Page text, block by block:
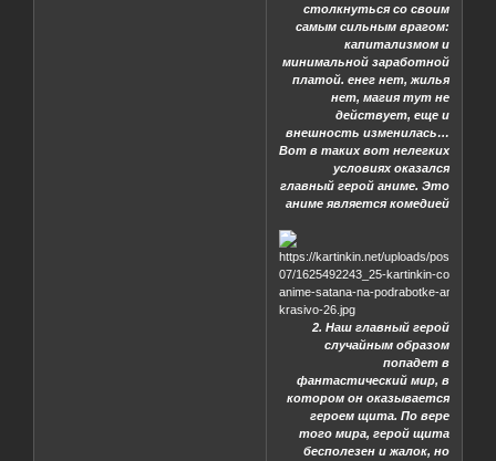
столкнуться со своим
самым сильным врагом:
капитализмом и
минимальной заработной
платой. енег нет, жилья
нет, магия тут не
действует, еще и
внешность изменилась…
Вот в таких вот нелегких
условиях оказался
главный герой аниме. Это
аниме является комедией
2. Наш главный герой
случайным образом
попадет в
фантастический мир, в
котором он оказывается
героем щита. По вере
того мира, герой щита
бесполезен и жалок, но